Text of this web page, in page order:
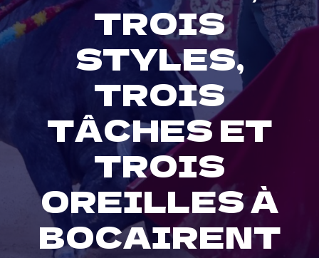
TROIS
STYLES,
TROIS
TÂCHES ET
TROIS
OREILLES À
BOCAIRENT